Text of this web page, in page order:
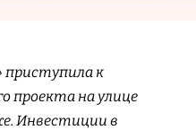
приступила к
проекта на улице
Инвестиции в